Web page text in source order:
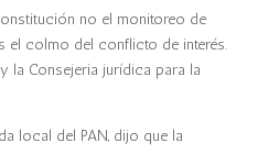
no el monitoreo de
el colmo del conflicto de interés.
la Consejeria jurídica para la
local del PAN, dijo que la